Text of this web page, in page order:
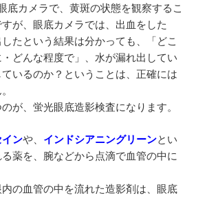
底カメラで、黄斑の状態を観察するこ
が、眼底カメラでは、出血をした
たという結果は分かっても、「どこ
どんな程度で」、水が漏れ出してい
いるのか？ということは、正確には
が、蛍光眼底造影検査になります。
インや、 インドシアニングリーンとい
薬を、腕などから点滴で血管の中に
の血管の中を流れた造影剤は、眼底